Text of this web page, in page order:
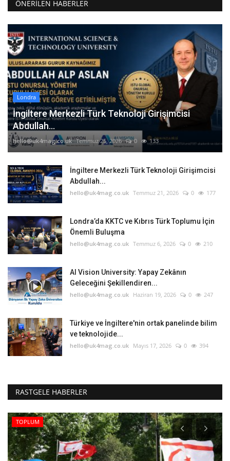
ÖNERILEN HABERLER
Londra
İngiltere Merkezli Türk Teknoloji Girişimcisi
Abdullah...
hello@uk4mag.co.uk Temmuz 25, 2026 0 133
İngiltere Merkezli Türk Teknoloji Girişimcisi
Abdullah...
hello@uk4mag.co.uk Temmuz 21, 2026 0 177
Londra’da KKTC ve Kıbrıs Türk Toplumu İçin
Önemli Buluşma
hello@uk4mag.co.uk Temmuz 6, 2026 0 210
AI Vision University: Yapay Zekânın
Geleceğini Şekillendiren...
hello@uk4mag.co.uk Haziran 19, 2026 0 247
Türkiye ve İngiltere'nin ortak panelinde bilim
ve teknolojide...
hello@uk4mag.co.uk Mayıs 17, 2026 0 394
RASTGELE HABERLER
TOPLUM